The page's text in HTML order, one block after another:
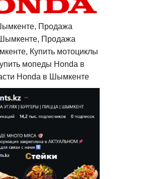
Продажа
Продажа
Купить мотоциклы
мопеды Honda в
Honda в Шымкенте